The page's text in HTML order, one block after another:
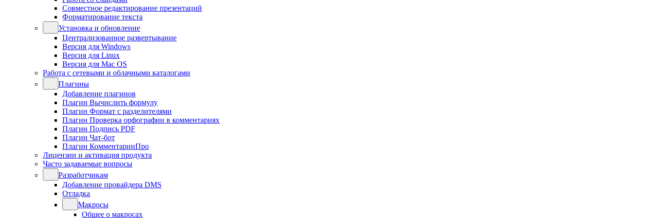
Совместное редактирование презентаций
Форматирование текста
Установка и обновление
Централизованное развертывание
Версия для Windows
Версия для Linux
Версия для Mac OS
Работа с сетевыми и облачными каталогами
Плагины
Добавление плагинов
Плагин Вычислить формулу
Плагин Формат с разделителями
Плагин Проверка орфографии в комментариях
Плагин Подпись PDF
Плагин Чат-бот
Плагин КомментарииПро
Лицензии и активация продукта
Часто задаваемые вопросы
Разработчикам
Добавление провайдера DMS
Отладка
Макросы
Общее о макросах